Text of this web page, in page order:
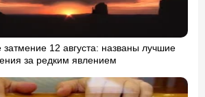
12 августа: названы лучшие
за редким явлением